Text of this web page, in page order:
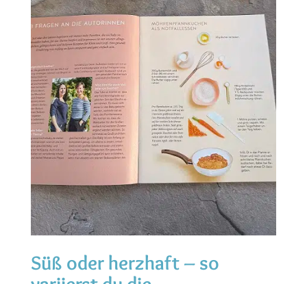
Süß oder herzhaft – so